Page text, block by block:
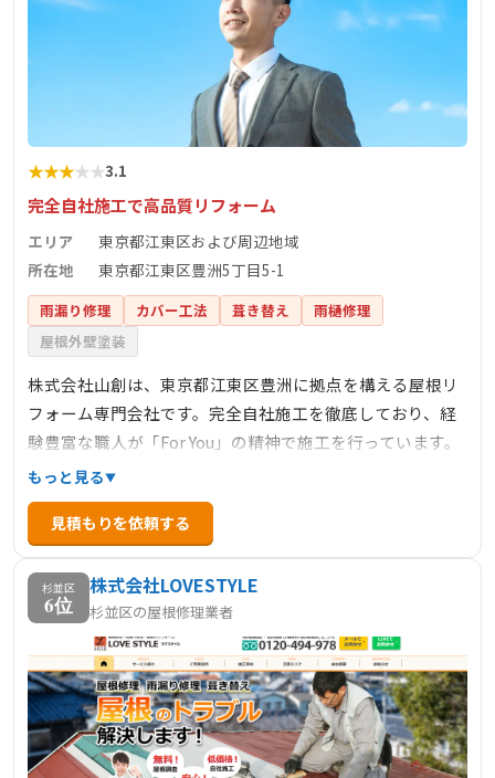
★★★★★3.1
完全自社施工で高品質リフォーム
エリア
東京都江東区および周辺地域
所在地
東京都江東区豊洲5丁目5-1
雨漏り修理 カバー工法 葺き替え
雨樋修理
屋根外壁塗装
株式会社山創は、東京都江東区豊洲に拠点を構える屋根リ
フォーム専門会社です。完全自社施工を徹底しており、経
験豊富な職人が「For You」の精神で施工を行っています。
これにより、高品質なリフォームを適正価格で提供し、お
客様の満足度向上に努めています。主な業務内容は、屋根
工事、外壁工事、防水工事など多岐にわたり、住宅の外装
に関する幅広いニーズに対応しています。詳細なサービス
内容や施工事例については、公式サイトをご覧ください。
もっと見る
見積もりを依頼する
杉並区
6位
株式会社LOVESTYLE
杉並区の屋根修理業者